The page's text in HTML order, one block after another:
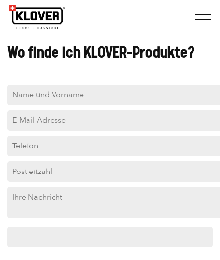
Wo finde ich KLOVER-Produkte?